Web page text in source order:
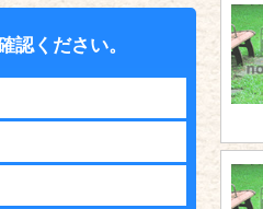
ください。